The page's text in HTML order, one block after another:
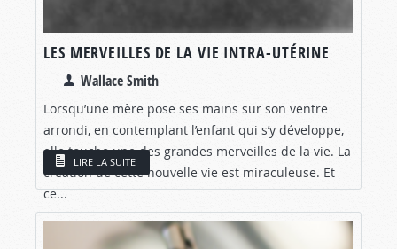
LES MERVEILLES DE LA VIE INTRA-UTÉRINE
Wallace Smith
Lorsqu’une mère pose ses mains sur son ventre
arrondi, en contemplant l’enfant qui s’y développe,
elle touche une des grandes merveilles de la vie. La
création de cette nouvelle vie est miraculeuse. Et
ce...
LIRE LA SUITE